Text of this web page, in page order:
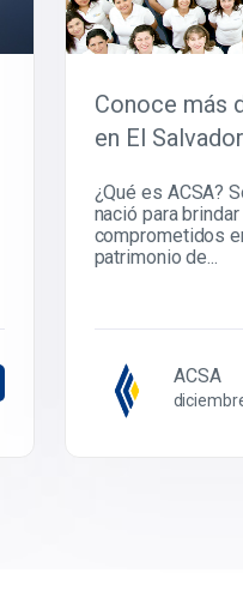
Conoce más
en El Salvador
¿Qué es ACSA?
nació para
comprometidos
patrimonio de...
ACSA